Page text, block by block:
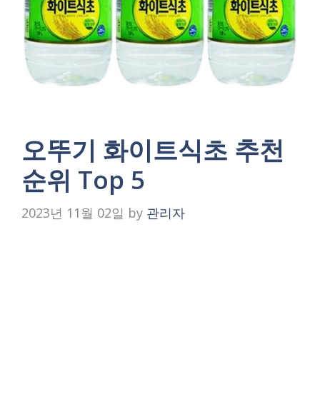
오뚜기 화이트식초 추천
순위 Top 5
2023년 11월 02일 by 관리자